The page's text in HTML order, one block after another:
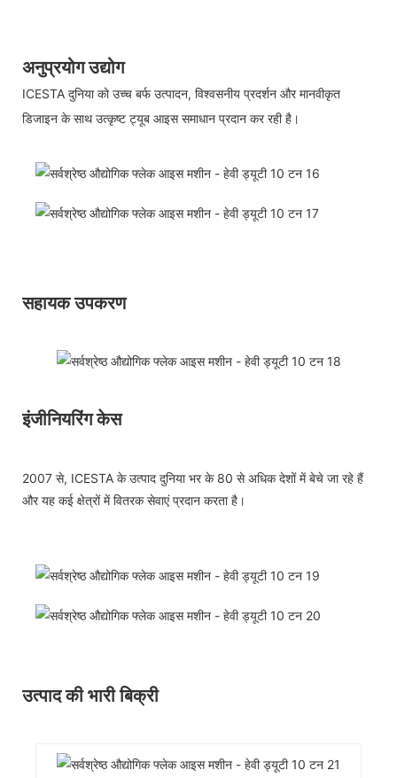
अनुप्रयोग उद्योग
ICESTA दुनिया को उच्च बर्फ उत्पादन, विश्वसनीय प्रदर्शन और मानवीकृत
डिजाइन के साथ उत्कृष्ट ट्यूब आइस समाधान प्रदान कर रही है।
सहायक उपकरण
इंजीनियरिंग केस
2007 से, ICESTA के उत्पाद दुनिया भर के 80 से अधिक देशों में बेचे जा रहे हैं
और यह कई क्षेत्रों में वितरक सेवाएं प्रदान करता है।
उत्पाद की भारी बिक्री